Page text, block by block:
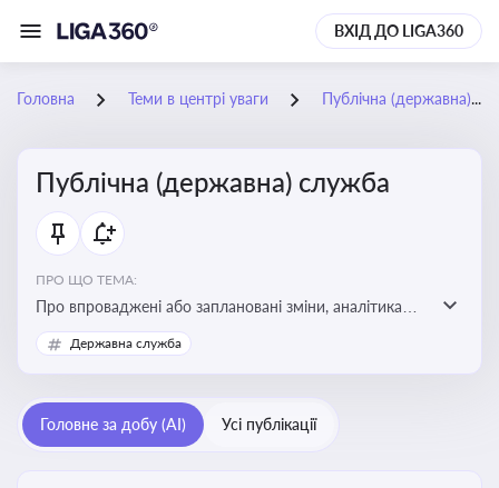
ВХІД ДО LIGA360
Головна Теми в центрі уваги Публічна (державна) служба
Публічна (державна) служба
ПРО ЩО ТЕМА:
Про впроваджені або заплановані зміни, аналітика
судової практики щодо держслужби, оцінка ризиків
для посадовців, вплив новацій на організаційну
дотримання етичних стандартів
Державна служба
Головне за добу (AI) Усі публікації